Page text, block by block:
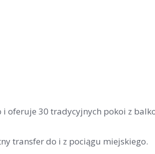
oferuje 30 tradycyjnych pokoi z
transfer do i z pociągu miejskiego.